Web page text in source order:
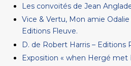
Les convoités de Jean
Vice & Vertu, Mon amie
Editions Fleuve.
D. de Robert Harris – Editions
Exposition « when Hergé met